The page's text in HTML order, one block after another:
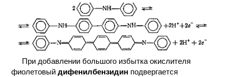
ХИМИЯ НА
ПРОИЗВОДСТВЕ
И ХИМИЧЕСКАЯ
ТЕХНОЛОГИЯ
КОНТАКТЫ
При добавлении большого избытка окислителя
фиолетовыйдифенилбензидин подвергается